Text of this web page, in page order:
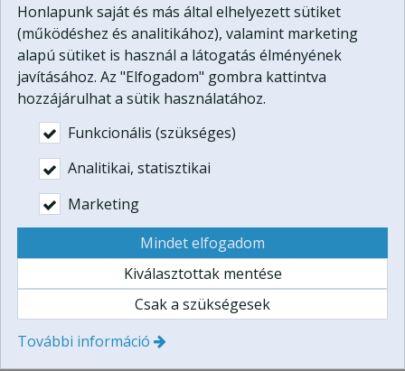
Ez a program megvásárolható az Extrémsport
ajándékutalvány részeként:
PDF ajándékutalvány:54.900 Ft
Pendrive díszdobozban: +5.000 Ft
Vásárlás
Honlapunk saját és más által elhelyezett sütiket
(működéshez és analitikához), valamint marketing
alapú sütiket is használ a látogatás élményének
javításához. Az "Elfogadom" gombra kattintva
hozzájárulhat a sütik használatához.
Funkcionális (szükséges)
Analitikai, statisztikai
Marketing
Mindet elfogadom
Kiválasztottak mentése
Csak a szükségesek
További információ